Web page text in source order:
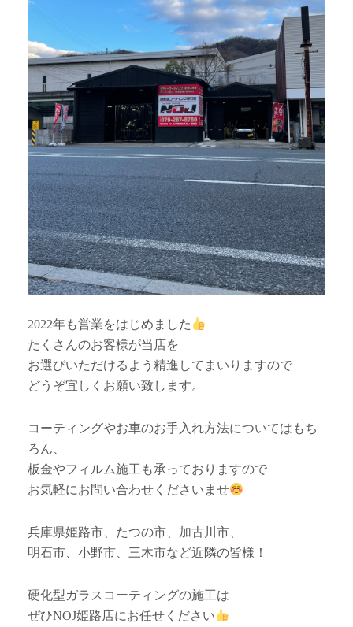
2022年も営業をはじめました
たくさんのお客様が当店を
お選びいただけるよう精進してまいりますので
どうぞ宜しくお願い致します。
コーティングやお車のお手入れ方法についてはもち
ろん、
板金やフィルム施工も承っておりますので
お気軽にお問い合わせくださいませ
兵庫県姫路市、たつの市、加古川市、
明石市、小野市、三木市など近隣の皆様！
硬化型ガラスコーティングの施工は
ぜひNOJ姫路店にお任せください